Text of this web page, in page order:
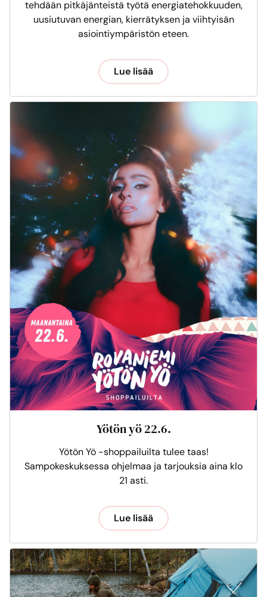
tehdään pitkäjänteistä työtä energiatehokkuuden,
uusiutuvan energian, kierrätyksen ja viihtyisän
asiointiympäristön eteen.
Lue lisää
Yötön yö 22.6.
Yötön Yö -shoppailuilta tulee taas!
Sampokeskuksessa ohjelmaa ja tarjouksia aina klo
21 asti.
Lue lisää